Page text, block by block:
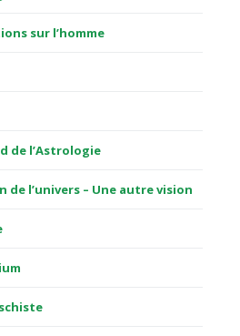
sur l’homme
de l’Astrologie
de l’univers – Une autre vision